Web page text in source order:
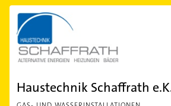
Haustechnik Schaffrath